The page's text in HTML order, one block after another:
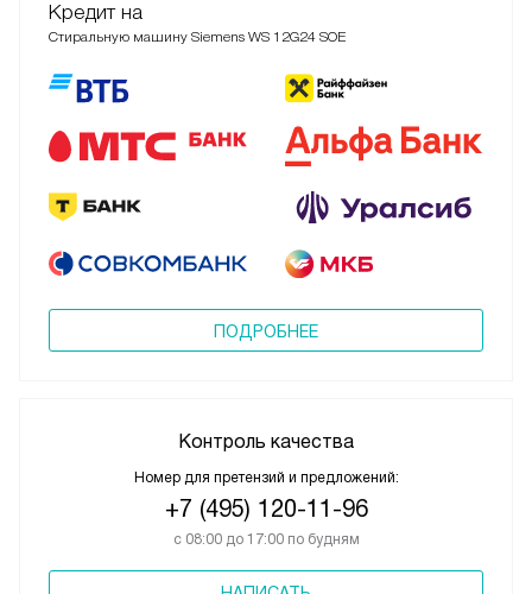
Кредит на
Стиральную машину Siemens WS 12G24 SOE
ПОДРОБНЕЕ
Контроль качества
Номер для претензий и предложений:
+7 (495) 120-11-96
с 08:00 до 17:00 по будням